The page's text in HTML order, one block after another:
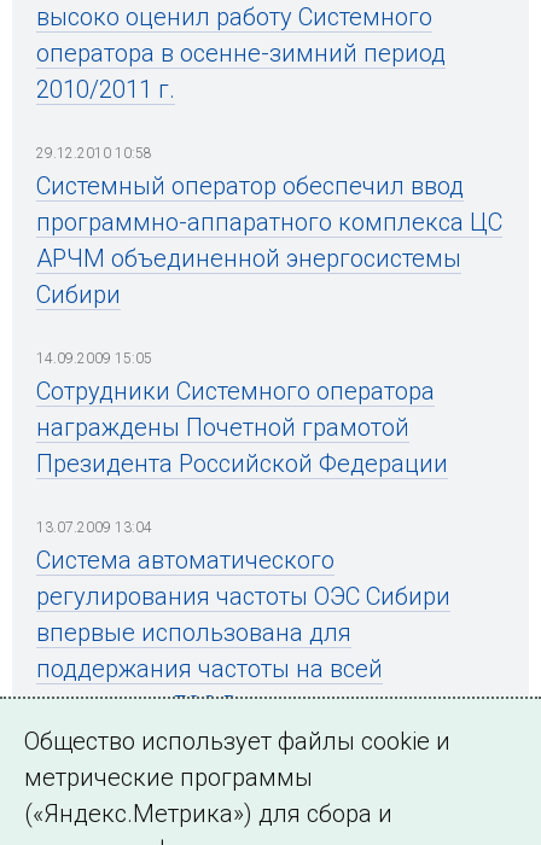
высоко оценил работу Системного
оператора в осенне-зимний период
2010/2011 г.
29.12.2010 10:58
Системный оператор обеспечил ввод
программно-аппаратного комплекса ЦС
АРЧМ объединенной энергосистемы
Сибири
14.09.2009 15:05
Сотрудники Системного оператора
награждены Почетной грамотой
Президента Российской Федерации
13.07.2009 13:04
Система автоматического
регулирования частоты ОЭС Сибири
впервые использована для
поддержания частоты на всей
территории ЕЭС России
← Все публикации
Общество использует файлы cookie и
метрические программы
(«Яндекс.Метрика») для сбора и